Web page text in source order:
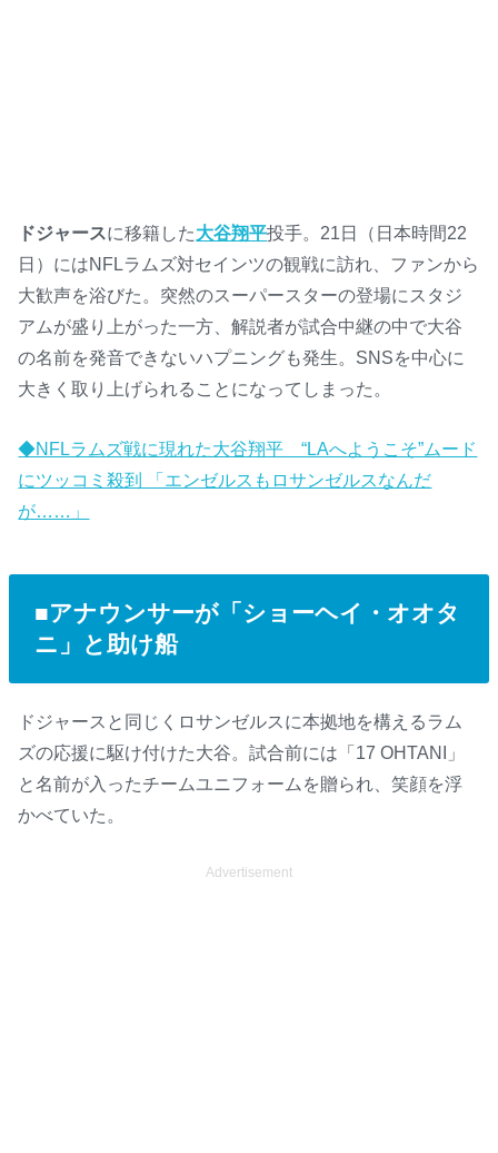
ドジャースに移籍した大谷翔平投手。21日（日本時間22
日）にはNFLラムズ対セインツの観戦に訪れ、ファンから
大歓声を浴びた。突然のスーパースターの登場にスタジ
アムが盛り上がった一方、解説者が試合中継の中で大谷
の名前を発音できないハプニングも発生。SNSを中心に
大きく取り上げられることになってしまった。
◆NFLラムズ戦に現れた大谷翔平 “LAへようこそ”ムード
にツッコミ殺到 「エンゼルスもロサンゼルスなんだ
が……」
■アナウンサーが「ショーヘイ・オオタ
ニ」と助け船
ドジャースと同じくロサンゼルスに本拠地を構えるラム
ズの応援に駆け付けた大谷。試合前には「17 OHTANI」
と名前が入ったチームユニフォームを贈られ、笑顔を浮
かべていた。
Advertisement